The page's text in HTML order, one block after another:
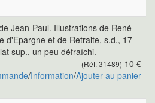
Jean-Paul. Illustrations de René
d'Epargne et de Retraite, s.d., 17
sup., un peu défraîchi.
(Réf. 31489) 10 €
/Information/Ajouter au panier